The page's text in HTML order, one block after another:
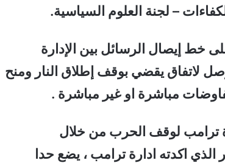
– لجنة العلوم السياسية.
خط إيصال الرسائل بين الإدارة
لاتفاق يقضي بوقف إطلاق النار ومنح
مباشرة او غير مباشرة .
ترامب لوقف الحرب من خلال
الذي اكدته ادارة ترامب ، يضع حدا